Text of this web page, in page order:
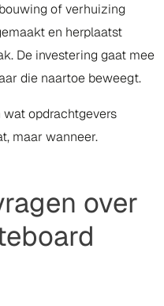
of verhuizing
en herplaatst
De investering gaat mee
die naartoe beweegt.
opdrachtgevers
maar wanneer.
over